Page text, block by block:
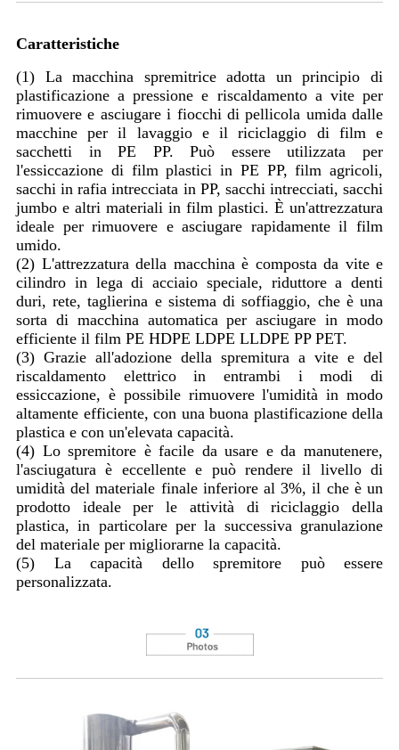
Caratteristiche
(1) La macchina spremitrice adotta un principio di
plastificazione a pressione e riscaldamento a vite per
rimuovere e asciugare i fiocchi di pellicola umida dalle
macchine per il lavaggio e il riciclaggio di film e
sacchetti in PE PP. Può essere utilizzata per
l'essiccazione di film plastici in PE PP, film agricoli,
sacchi in rafia intrecciata in PP, sacchi intrecciati, sacchi
jumbo e altri materiali in film plastici. È un'attrezzatura
ideale per rimuovere e asciugare rapidamente il film
umido.
(2) L'attrezzatura della macchina è composta da vite e
cilindro in lega di acciaio speciale, riduttore a denti
duri, rete, taglierina e sistema di soffiaggio, che è una
sorta di macchina automatica per asciugare in modo
efficiente il film PE HDPE LDPE LLDPE PP PET.
(3) Grazie all'adozione della spremitura a vite e del
riscaldamento elettrico in entrambi i modi di
essiccazione, è possibile rimuovere l'umidità in modo
altamente efficiente, con una buona plastificazione della
plastica e con un'elevata capacità.
(4) Lo spremitore è facile da usare e da manutenere,
l'asciugatura è eccellente e può rendere il livello di
umidità del materiale finale inferiore al 3%, il che è un
prodotto ideale per le attività di riciclaggio della
plastica, in particolare per la successiva granulazione
del materiale per migliorarne la capacità.
(5) La capacità dello spremitore può essere
personalizzata.